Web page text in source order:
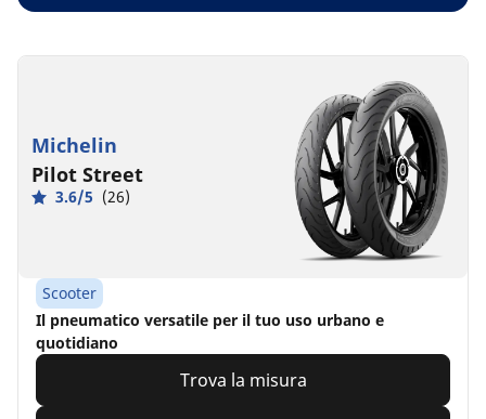
Michelin
Pilot Street
3.6/5 (26)
Scooter
Il pneumatico versatile per il tuo uso urbano e
quotidiano
Trova la misura